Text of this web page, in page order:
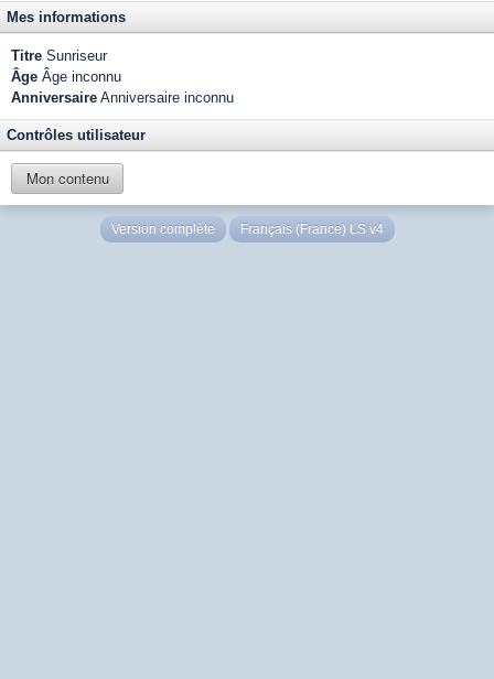
Mes informations
Titre Sunriseur
Âge Âge inconnu
Anniversaire Anniversaire inconnu
Contrôles utilisateur
Mon contenu
Version complète Français (France) LS v4